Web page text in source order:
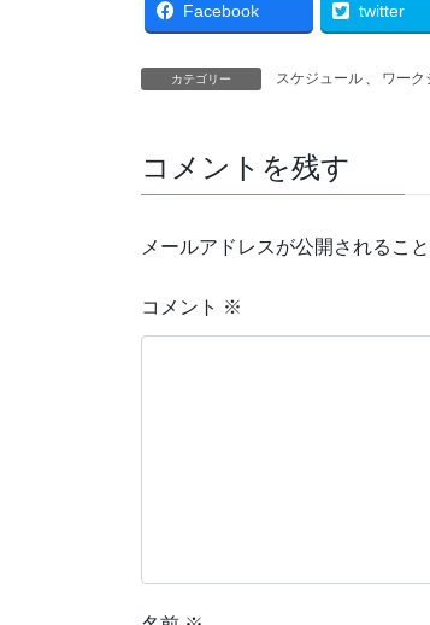
Facebook twitter
カテゴリー スケジュール ワーク
コメントを残す
メールアドレスが公開されるこ
コメント ※